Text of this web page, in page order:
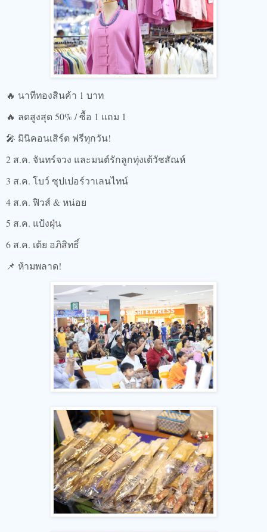
🔥 นาทีทองสินค้า 1 บาท
🔥 ลดสูงสุด 50% / ซื้อ 1 แถม 1
🎤 มินิคอนเสิร์ต ฟรีทุกวัน!
2 ส.ค. จันทร์จวง และมนต์รักลูกทุ่งเต้วัชสัณห์
3 ส.ค. โบว์ ซุปเปอร์วาเลนไทน์
4 ส.ค. ฟิวส์ & หน่อย
5 ส.ค. แป้งฝุ่น
6 ส.ค. เต้ย อภิสิทธิ์
📌 ห้ามพลาด!